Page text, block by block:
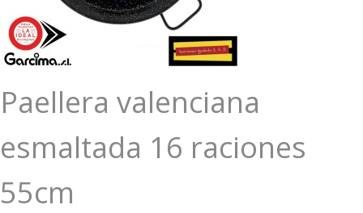
Paellera valenciana
esmaltada 16 raciones
55cm